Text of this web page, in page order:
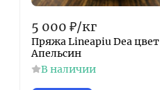
5 000 ₽/кг
Пряжа Lineapiu Dea цвет
Апельсин
В наличии